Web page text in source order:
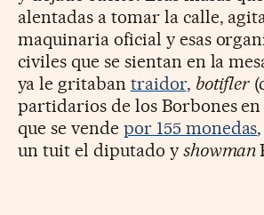
alentadas a tomar la calle,
maquinaria oficial y esas
civiles que se sientan en la
ya le gritaban traidor, botifler
partidarios de los Borbones en
que se vende por 155 monedas
un tuit el diputado y showman